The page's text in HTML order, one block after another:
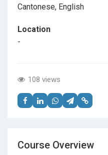
Cantonese, English
Location
-
108 views
Course Overview